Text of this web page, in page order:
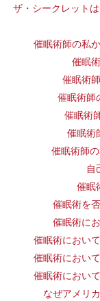
ザ・シークレット
催眠術師の私
催眠
催眠術
催眠術師
催眠術
催眠術
催眠術師
自
催眠
催眠術を
催眠術に
催眠術におい
催眠術におい
催眠術におい
なぜアメリ